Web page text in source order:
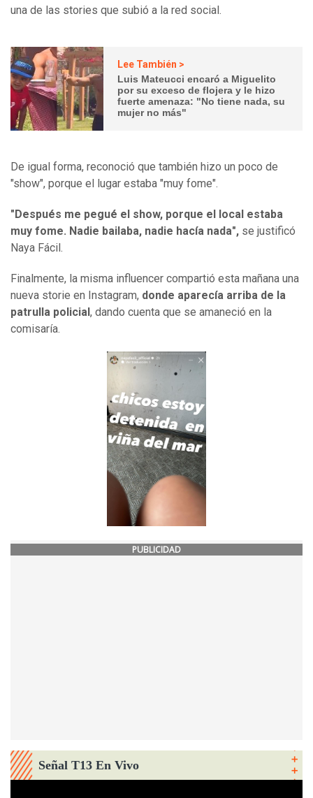
una de las stories que subió a la red social.
Lee También >
Luis Mateucci encaró a Miguelito
por su exceso de flojera y le hizo
fuerte amenaza: "No tiene nada, su
mujer no más"
De igual forma, reconoció que también hizo un poco de
"show", porque el lugar estaba "muy fome".
"Después me pegué el show, porque el local estaba
muy fome. Nadie bailaba, nadie hacía nada", se justificó
Naya Fácil.
Finalmente, la misma influencer compartió esta mañana una
nueva storie en Instagram, donde aparecía arriba de la
patrulla policial, dando cuenta que se amaneció en la
comisaría.
PUBLICIDAD
Señal T13 En Vivo